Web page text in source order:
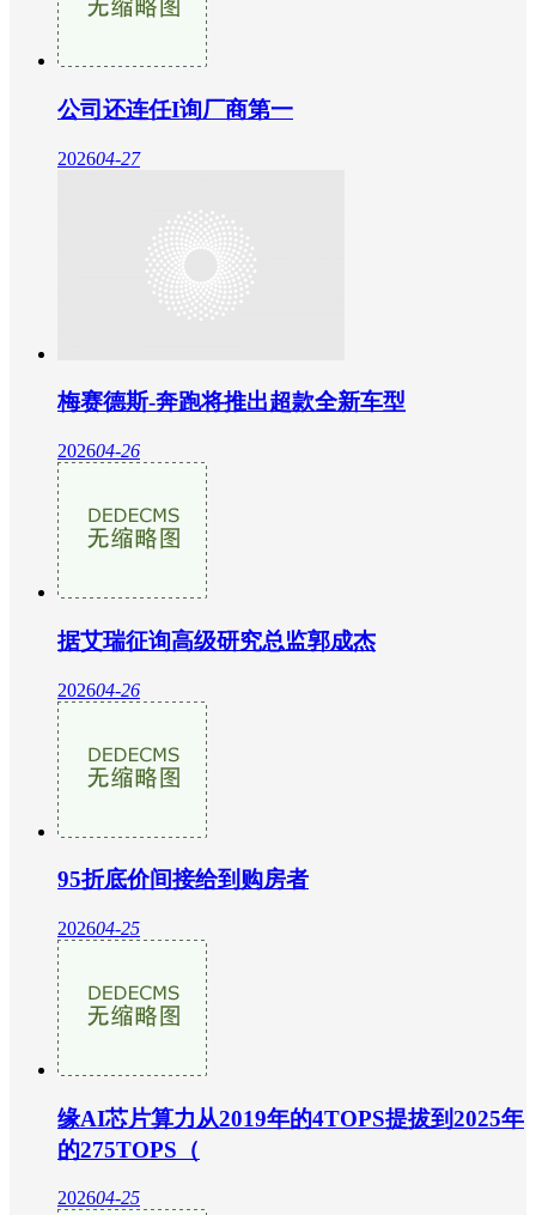
公司还连任I询厂商第一
202604-27
梅赛德斯-奔跑将推出超款全新车型
202604-26
据艾瑞征询高级研究总监郭成杰
202604-26
95折底价间接给到购房者
202604-25
缘AI芯片算力从2019年的4TOPS提拔到2025年
的275TOPS（
202604-25